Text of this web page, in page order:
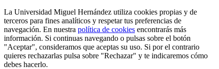
La Universidad Miguel Hernández utiliza cookies propias y de
terceros para fines analíticos y respetar tus preferencias de
navegación. En nuestra política de cookies encontrarás más
información. Si continuas navegando o pulsas sobre el botón
"Aceptar", consideramos que aceptas su uso. Si por el contrario
quieres rechazarlas pulsa sobre "Rechazar" y te indicaremos cómo
debes hacerlo.